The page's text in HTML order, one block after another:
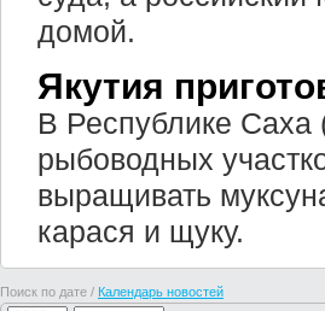
домой.
Якутия
В Республике Саха
рыбоводных
выращивать
карася и щуку.
Поиск по дате / Календарь новостей